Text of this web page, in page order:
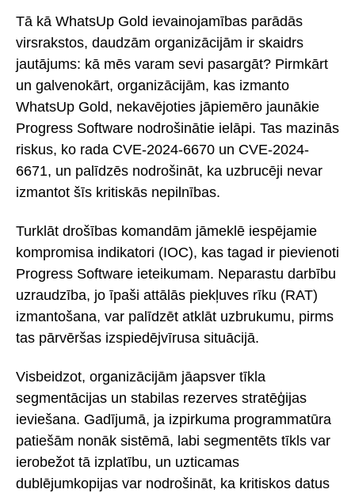
Tā kā WhatsUp Gold ievainojamības parādās
virsrakstos, daudzām organizācijām ir skaidrs
jautājums: kā mēs varam sevi pasargāt? Pirmkārt
un galvenokārt, organizācijām, kas izmanto
WhatsUp Gold, nekavējoties jāpiemēro jaunākie
Progress Software nodrošinātie ielāpi. Tas mazinās
riskus, ko rada CVE-2024-6670 un CVE-2024-
6671, un palīdzēs nodrošināt, ka uzbrucēji nevar
izmantot šīs kritiskās nepilnības.
Turklāt drošības komandām jāmeklē iespējamie
kompromisa indikatori (IOC), kas tagad ir pievienoti
Progress Software ieteikumam. Neparastu darbību
uzraudzība, jo īpaši attālās piekļuves rīku (RAT)
izmantošana, var palīdzēt atklāt uzbrukumu, pirms
tas pārvēršas izspiedējvīrusa situācijā.
Visbeidzot, organizācijām jāapsver tīkla
segmentācijas un stabilas rezerves stratēģijas
ieviešana. Gadījumā, ja izpirkuma programmatūra
patiešām nonāk sistēmā, labi segmentēts tīkls var
ierobežot tā izplatību, un uzticamas
dublējumkopijas var nodrošināt, ka kritiskos datus